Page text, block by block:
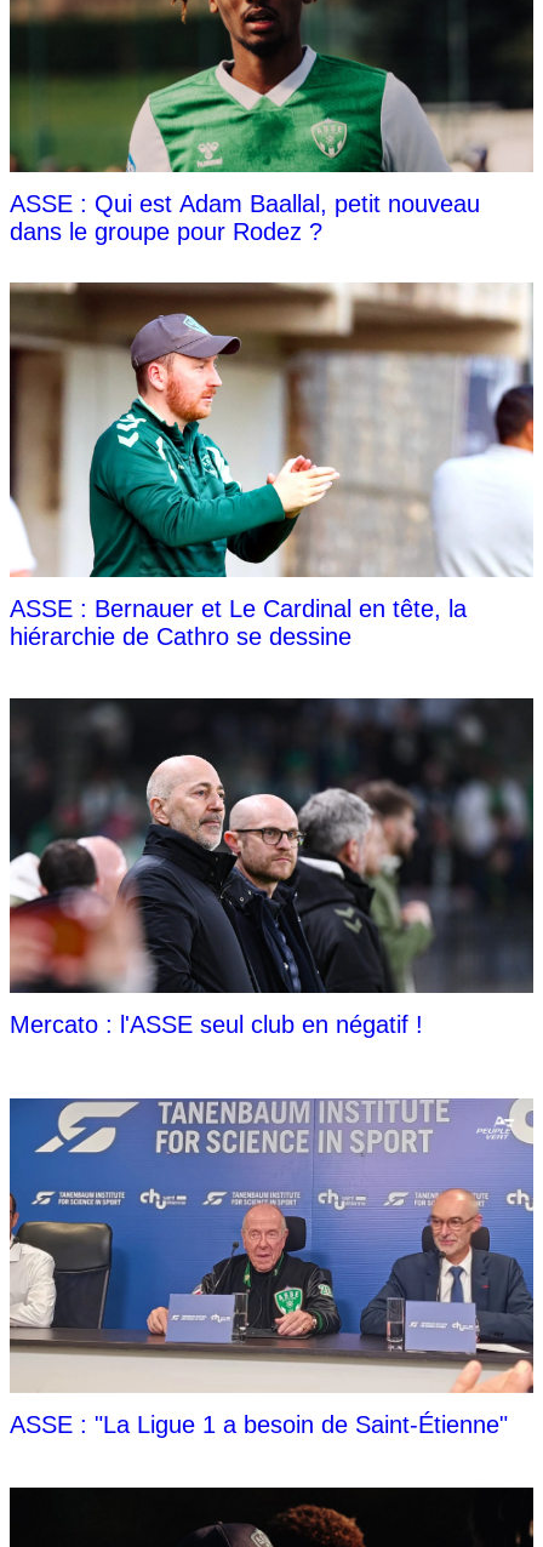
ASSE : Qui est Adam Baallal, petit nouveau
dans le groupe pour Rodez ?
ASSE : Bernauer et Le Cardinal en tête, la
hiérarchie de Cathro se dessine
Mercato : l'ASSE seul club en négatif !
ASSE : "La Ligue 1 a besoin de Saint-Étienne"